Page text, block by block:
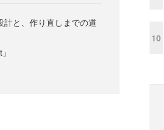
と、作り直しまでの道
10